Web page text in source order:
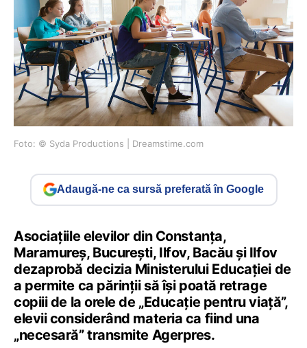
Foto: © Syda Productions | Dreamstime.com
Adaugă-ne ca sursă preferată în Google
Asociaţiile elevilor din Constanţa,
Maramureş, Bucureşti, Ilfov, Bacău şi Ilfov
dezaprobă decizia Ministerului Educaţiei de
a permite ca părinţii să îşi poată retrage
copiii de la orele de „Educaţie pentru viaţă”,
elevii considerând materia ca fiind una
„necesară” transmite Agerpres.